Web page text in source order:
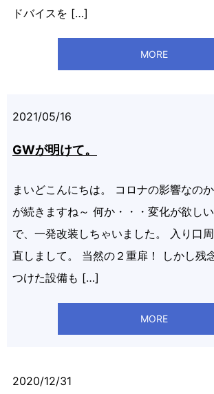
ドバイスを […]
MORE
2021/05/16
GWが明けて。
まいどこんにちは。 コロナの影響なの
が続きますね～ 何か・・・変化が欲し
で、一発改装しちゃいました。 入り口
直しまして。 当然の２重扉！ しかし残
つけた設備も […]
MORE
2020/12/31